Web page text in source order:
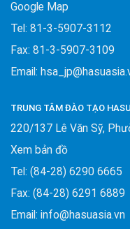
Google Map
Tel: 81-3-5907-3112
Fax: 81-3-5907-3109
Email:
TRUNG TÂM ĐÀO TẠO
220/137 Lê Văn Sỹ,
Xem bản đồ
Tel: (84-28) 6290 6665
Fax: (84-28) 6291 6889
Email: info@hasuasia.vn